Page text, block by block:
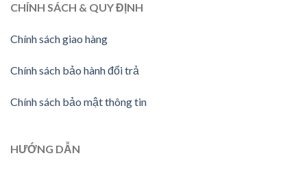
CHÍNH SÁCH & QUY ĐỊNH
Chính sách giao hàng
Chính sách bảo hành đổi trả
Chính sách bảo mật thông tin
HƯỚNG DẪN